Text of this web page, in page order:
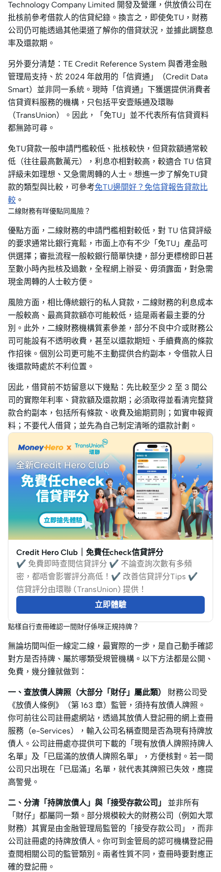
Technology Company Limited 開發及營運，供放債公司在
批核前參考借款人的信貸紀錄。換言之，即使免TU，財務
公司仍可能透過其他渠道了解你的借貸狀況，並據此調整息
率及還款期。
另外要分清楚：TE Credit Reference System 與香港金融
管理局支持、於 2024 年啟用的「信資通」（Credit Data
Smart）並非同一系統。現時「信資通」下獲選提供消費者
信貸資料服務的機構，只包括平安壹賬通及環聯
（TransUnion）。因此，「免TU」並不代表所有信貸資料
都無跡可尋。
免TU貸款一般申請門檻較低、批核較快，但貸款額通常較
低（往往最高數萬元），利息亦相對較高，較適合 TU 信貸
評級未如理想、又急需周轉的人士。想進一步了解免TU貸
款的類型與比較，可參考免TU邊間好？免信貸報告貸款比
較 。
二線財務有咩優點同風險？
優點方面，二線財務的申請門檻相對較低，對 TU 信貸評級
的要求通常比銀行寬鬆，市面上亦有不少「免TU」產品可
供選擇；審批流程一般較銀行簡單快捷，部分更標榜即日甚
至數小時內批核及過數，全程網上辦妥、毋須露面，對急需
現金周轉的人士較方便。
風險方面，相比傳統銀行的私人貸款，二線財務的利息成本
一般較高、最高貸款額亦可能較低，這是兩者最主要的分
別。此外，二線財務機構質素參差，部分不良中介或財務公
司可能設有不透明收費，甚至以還款期短、手續費高的條款
作招徠。個別公司更可能不主動提供合約副本，令借款人日
後還款時處於不利位置。
因此，借貸前不妨留意以下幾點：先比較至少 2 至 3 間公
司的實際年利率、貸款額及還款期；必須取得並看清完整貸
款合約副本，包括所有條款、收費及逾期罰則；如實申報資
料；不要代人借貸；並先為自己制定清晰的還款計劃。
Credit Hero Club｜免費任check信貸評分
✔️ 免費即時查閱信貸評分 ✔️ 不論查詢次數有多頻
密，都唔會影響評分高低！✔️ 改善信貸評分Tips ✔️
信貸評分由環聯 (TransUnion) 提供！
立即體驗
點樣自行查冊確認一間財仔係咪正規持牌？
無論坊間叫佢一線定二線，最實際的一步，是自己動手確認
對方是否持牌、屬於哪類受規管機構。以下方法都是公開、
免費，幾分鐘就做到：
一、查放債人牌照（大部分「財仔」屬此類）
財務公司受
《放債人條例》（第 163 章）監管，須持有放債人牌照。
你可前往公司註冊處網站，透過其放債人登記冊的網上查冊
服務（e-Services），輸入公司名稱查閱是否為現有持牌放
債人。公司註冊處亦提供可下載的「現有放債人牌照持牌人
名單」及「已屆滿的放債人牌照名單」，方便核對。若一間
公司只出現在「已屆滿」名單，就代表其牌照已失效，應提
高警覺。
二、分清「持牌放債人」與「接受存款公司」
並非所有
「財仔」都屬同一類。部分規模較大的財務公司（例如大眾
財務）其實是由金融管理局監管的「接受存款公司」，而非
公司註冊處的持牌放債人。你可到金管局的認可機構登記冊
查閱相關公司的監管類別。兩者性質不同，查冊時要對應正
確的登記冊。